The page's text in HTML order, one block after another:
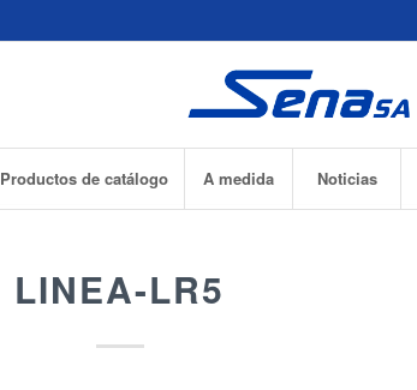
Productos de catálogo A medida Noticias
LINEA-LR5